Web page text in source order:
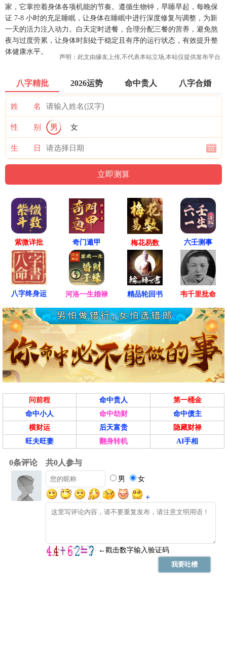
家，它掌控着身体各项机能的节奏。遵循生物钟，早睡早起，每晚保
证 7-8 小时的充足睡眠，让身体在睡眠中进行深度修复与调整，为新
一天的活力注入动力。白天定时进餐，合理分配三餐的营养，避免熬
夜与过度劳累，让身体时刻处于稳定且有序的运行状态，有效提升整
体健康水平。
声明：此文由缘友上传,不代表本站立场,本站仅提供发布平台.
八字精批 2026运势 命中贵人 八字合婚
姓 名
性 别 男 女
生 日
紫微详批 奇门遁甲 梅花易数 六壬测事
八字终身运 河洛一生婚禄 精品轮回书 韦千里批命
问前程 命中贵人
第一桶金
命中小人
命中劫财
命中债主
横财运
后天富贵
隐藏财禄
旺夫旺妻
翻身转机 AI手相